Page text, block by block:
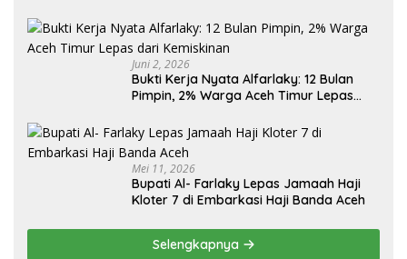
Juni 2, 2026
Bukti Kerja Nyata Alfarlaky: 12 Bulan
Pimpin, 2% Warga Aceh Timur Lepas
Mei 11, 2026
Bupati Al- Farlaky Lepas Jamaah Haji
Kloter 7 di Embarkasi Haji Banda Aceh
Selengkapnya